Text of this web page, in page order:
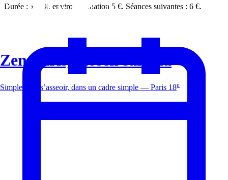
Zen Paris, Kosen sangha
Simplement s’asseoir, dans un cadre simple — Paris 18e
Durée : 1 h 30 environ. Initiation 5 €. Séances suivantes : 6 €.